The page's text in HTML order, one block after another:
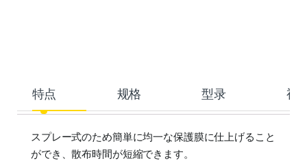
特点 规格 型录 视
スプレー式のため簡単に均一な保護膜に仕上げること
ができ、散布時間が短縮できます。